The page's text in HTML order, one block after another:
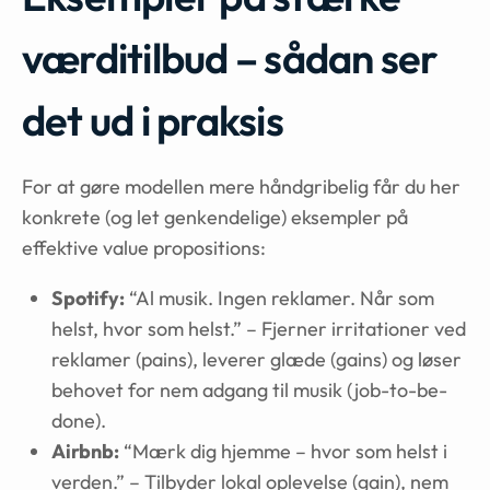
værditilbud – sådan ser
det ud i praksis
For at gøre modellen mere håndgribelig får du her
konkrete (og let genkendelige) eksempler på
effektive value propositions:
Spotify: “Al musik. Ingen reklamer. Når som
helst, hvor som helst.” – Fjerner irritationer ved
reklamer (pains), leverer glæde (gains) og løser
behovet for nem adgang til musik (job-to-be-
done).
Airbnb: “Mærk dig hjemme – hvor som helst i
verden.” – Tilbyder lokal oplevelse (gain), nem